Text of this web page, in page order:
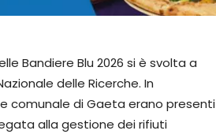
Bandiere Blu 2026 si è svolta a
delle Ricerche. In
comunale di Gaeta erano presenti
alla gestione dei rifiuti